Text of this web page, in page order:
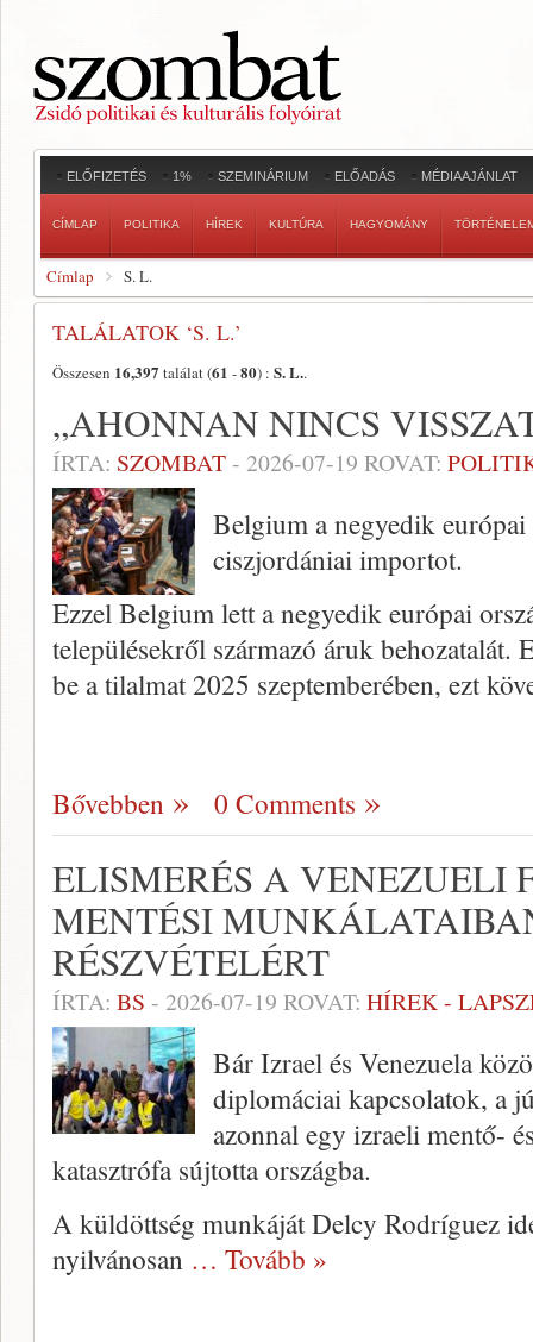
ELŐFIZETÉS 1% SZEMINÁRIUM ELŐADÁS MÉDIAAJÁNLAT
CÍMLAP POLITIKA HÍREK KULTÚRA HAGYOMÁNY
Címlap S. L.
TALÁLATOK ‘S. L.’
Összesen 16,397 találat (61 -80) : S. L..
„AHONNAN NINCS
ÍRTA: SZOMBAT- 2026-07-19 ROVAT:
Belgium a negyedik
ciszjordániai importot.
Ezzel Belgium lett a negyedik európai
településekről származó áruk behozatalát.
be a tilalmat 2025 szeptemberében, ezt
Bővebben 0 Comments
ELISMERÉS A VENEZUELI
MENTÉSI
RÉSZVÉTELÉRT
ÍRTA: BS - 2026-07-19 ROVAT: HÍREK -
Bár Izrael és Venezuela
diplomáciai kapcsolatok, a
azonnal egy izraeli mentő-
katasztrófa sújtotta országba.
A küldöttség munkáját Delcy Rodríguez
nyilvánosan … Tovább »